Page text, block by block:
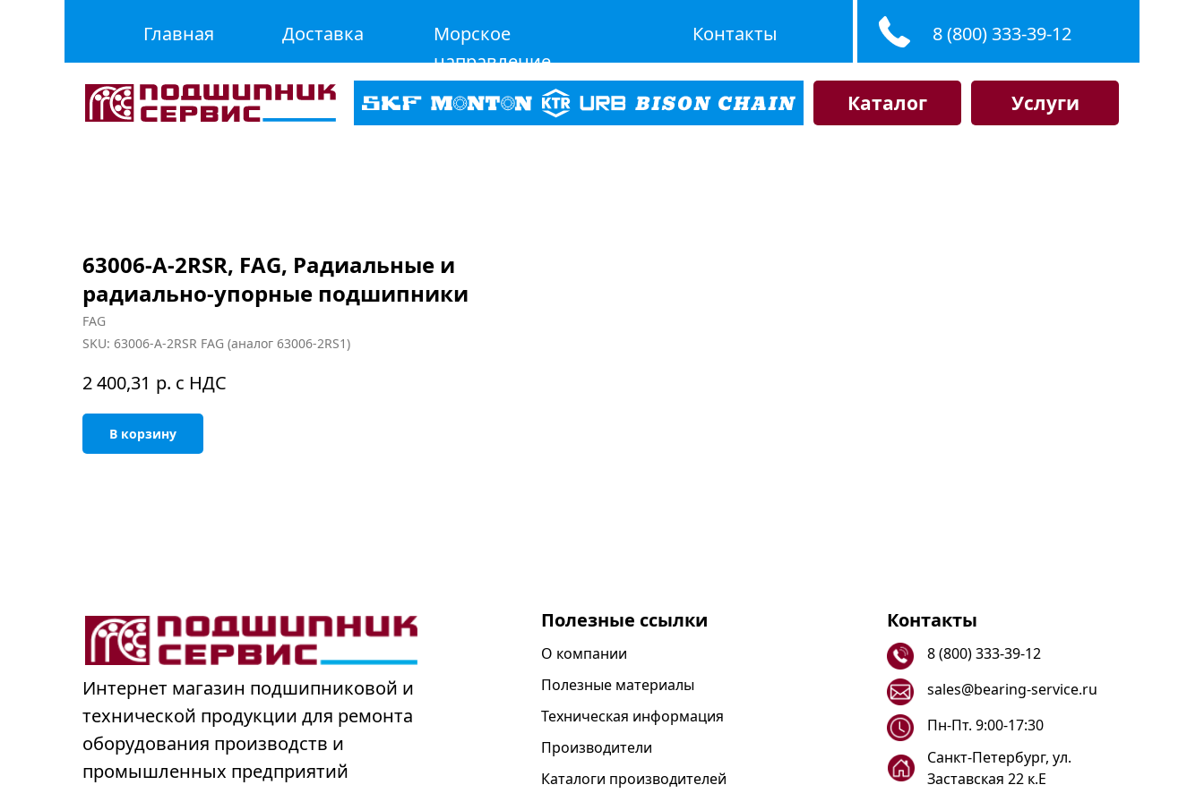
Главная Доставка
Морское
направление
Контакты 8 (800) 333-39-12
Каталог Услуги
63006-A-2RSR, FAG, Радиальные и
радиально-упорные подшипники
FAG
SKU: 63006-A-2RSR FAG (аналог 63006-2RS1)
2 400,31 р. с НДС
В корзину
Интернет магазин подшипниковой и
технической продукции для ремонта
оборудования производств и
промышленных предприятий
Полезные ссылки
О компании
Полезные материалы
Техническая информация
Производители
Каталоги производителей
Контакты
8 (800) 333-39-12
sales@bearing-service.ru
Санкт-Петербург, ул.
Заставская 22 к.Е
Пн-Пт. 9:00-17:30